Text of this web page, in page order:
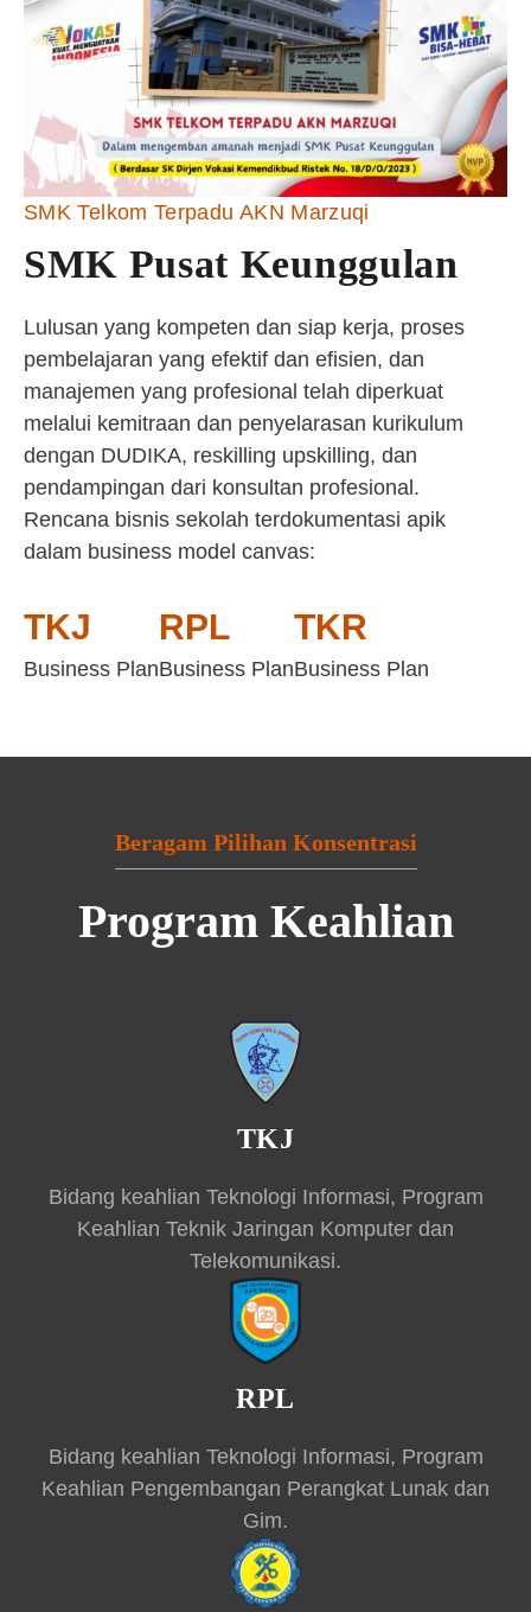
SMK Telkom Terpadu AKN Marzuqi
SMK Pusat Keunggulan
Lulusan yang kompeten dan siap kerja, proses
pembelajaran yang efektif dan efisien, dan
manajemen yang profesional telah diperkuat
melalui kemitraan dan penyelarasan kurikulum
dengan DUDIKA, reskilling upskilling, dan
pendampingan dari konsultan profesional.
Rencana bisnis sekolah terdokumentasi apik
dalam business model canvas:
TKJ
Business Plan
RPL
Business Plan
TKR
Business Plan
Beragam Pilihan Konsentrasi
Program Keahlian
TKJ
Bidang keahlian Teknologi Informasi, Program
Keahlian Teknik Jaringan Komputer dan
Telekomunikasi.
RPL
Bidang keahlian Teknologi Informasi, Program
Keahlian Pengembangan Perangkat Lunak dan
Gim.